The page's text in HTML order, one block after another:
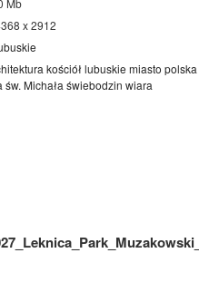
Mb
x 2912
kościół lubuskie miasto polska
św. Michała świebodzin wiara